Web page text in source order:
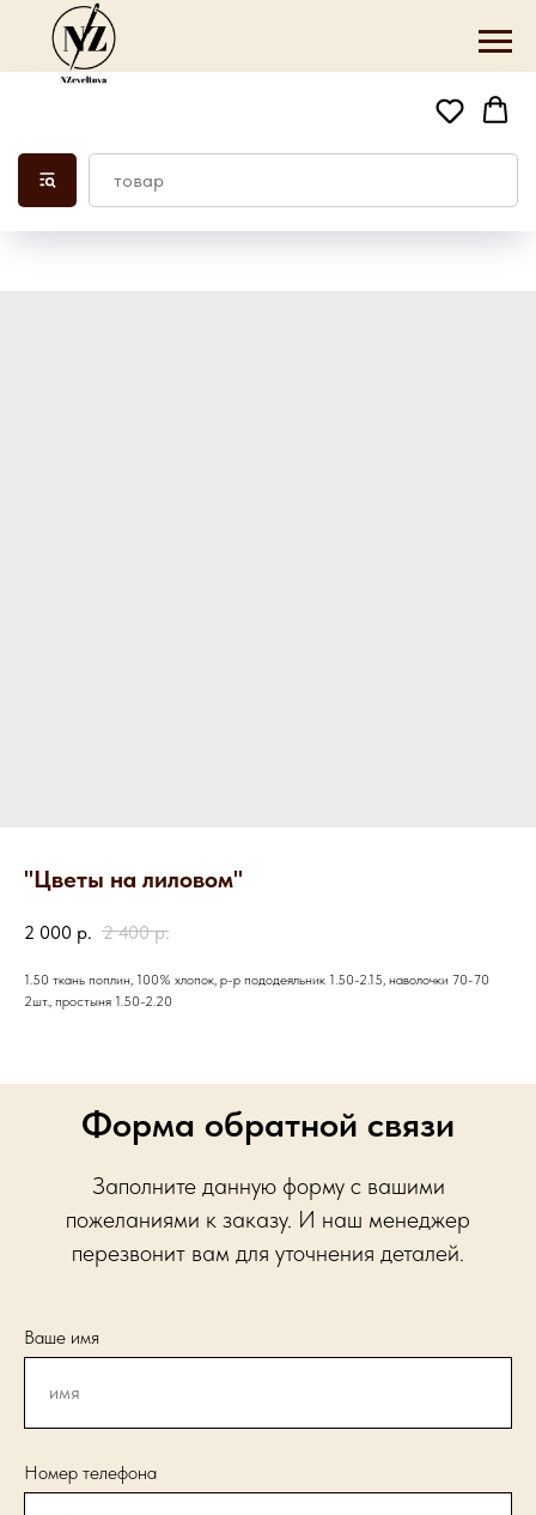
"Цветы на лиловом"
2 000 р. 2 400 р.
1.50 ткань поплин, 100% хлопок, р-р пододеяльник 1.50-2.15, наволочки 70-70
2шт., простыня 1.50-2.20
Форма обратной связи
Заполните данную форму с вашими
пожеланиями к заказу. И наш менеджер
перезвонит вам для уточнения деталей.
Ваше имя
Номер телефона